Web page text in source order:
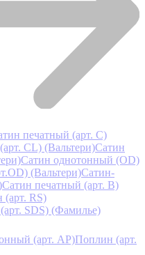
печатный (арт. С)
СL) (Вальтери)Сатин
Сатин однотонный (OD)
(Вальтери)Сатин-
Сатин печатный (арт. В)
(арт. RS)
SDS) (Фамилье)
(арт. AP)Поплин (арт.